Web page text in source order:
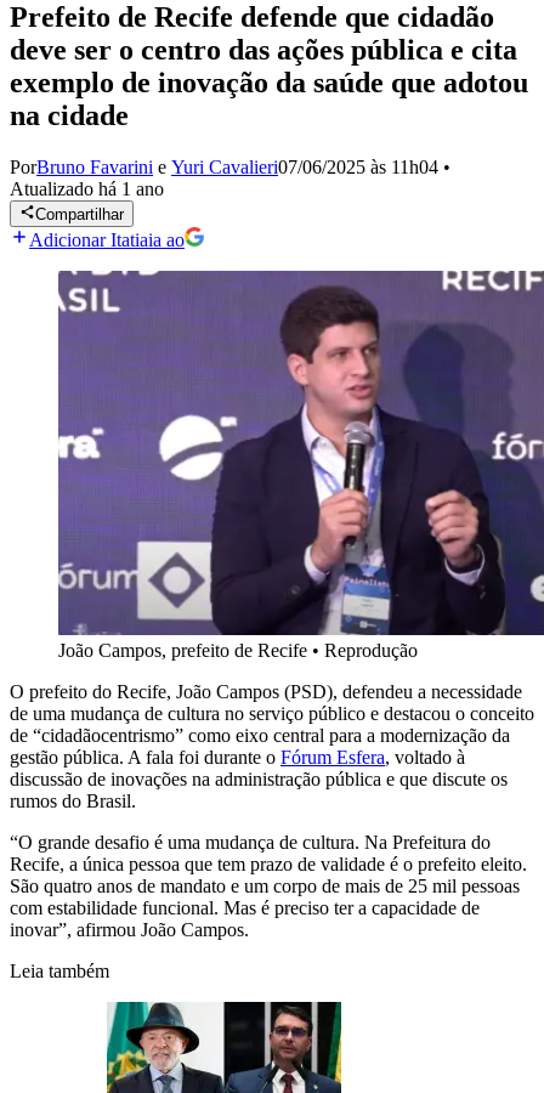
Prefeito de Recife defende que cidadão
deve ser o centro das ações pública e cita
exemplo de inovação da saúde que adotou
na cidade
PorBruno Favarini e Yuri Cavalieri07/06/2025 às 11h04 •
Atualizado há 1 ano
Compartilhar
Adicionar Itatiaia ao
João Campos, prefeito de Recife • Reprodução
O prefeito do Recife, João Campos (PSD), defendeu a necessidade
de uma mudança de cultura no serviço público e destacou o conceito
de “cidadãocentrismo” como eixo central para a modernização da
gestão pública. A fala foi durante o Fórum Esfera, voltado à
discussão de inovações na administração pública e que discute os
rumos do Brasil.
“O grande desafio é uma mudança de cultura. Na Prefeitura do
Recife, a única pessoa que tem prazo de validade é o prefeito eleito.
São quatro anos de mandato e um corpo de mais de 25 mil pessoas
com estabilidade funcional. Mas é preciso ter a capacidade de
inovar”, afirmou João Campos.
Leia também